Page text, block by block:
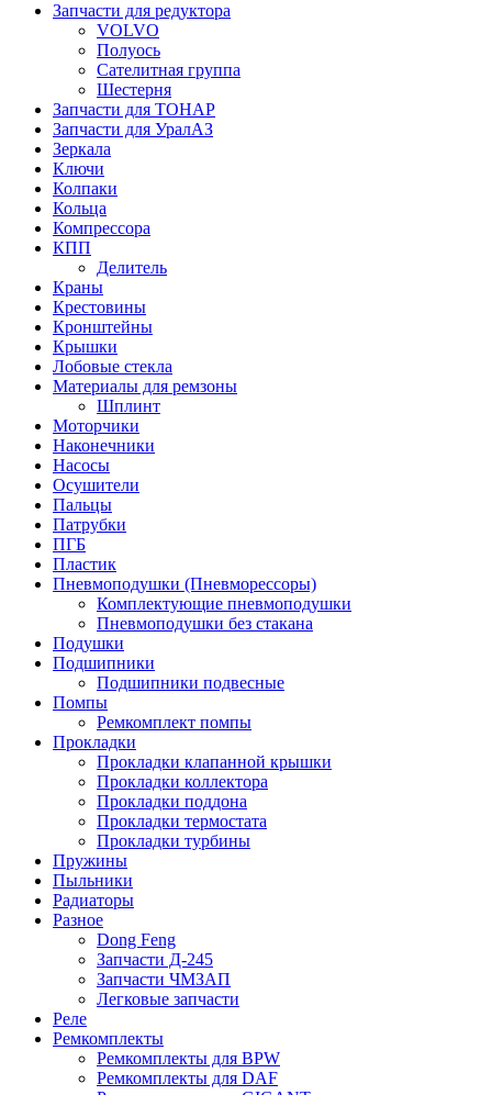
Запчасти для редуктора
VOLVO
Полуось
Сателитная группа
Шестерня
Запчасти для ТОНАР
Запчасти для УралАЗ
Зеркала
Ключи
Колпаки
Кольца
Компрессора
КПП
Делитель
Краны
Крестовины
Кронштейны
Крышки
Лобовые стекла
Материалы для ремзоны
Шплинт
Моторчики
Наконечники
Насосы
Осушители
Пальцы
Патрубки
ПГБ
Пластик
Пневмоподушки (Пневморессоры)
Комплектующие пневмоподушки
Пневмоподушки без стакана
Подушки
Подшипники
Подшипники подвесные
Помпы
Ремкомплект помпы
Прокладки
Прокладки клапанной крышки
Прокладки коллектора
Прокладки поддона
Прокладки термостата
Прокладки турбины
Пружины
Пыльники
Радиаторы
Разное
Dong Feng
Запчасти Д-245
Запчасти ЧМЗАП
Легковые запчасти
Реле
Ремкомплекты
Ремкомплекты для BPW
Ремкомплекты для DAF